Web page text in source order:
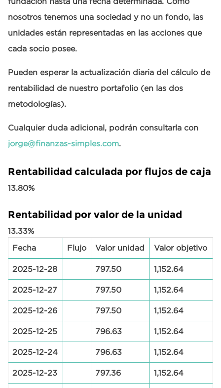
nosotros tenemos una sociedad y no un fondo, las
unidades están representadas en las acciones que
cada socio posee.
Pueden esperar la actualización diaria del cálculo de
rentabilidad de nuestro portafolio (en las dos
metodologías).
Cualquier duda adicional, podrán consultarla con
jorge@finanzas-simples.com.
Rentabilidad calculada por flujos de caja
13.80%
Rentabilidad por valor de la unidad
13.33%
Fecha
Flujo Valor unidad Valor objetivo
2025-12-28 797.50 1,152.64
2025-12-27 797.50 1,152.64
2025-12-26 797.50 1,152.64
2025-12-25 796.63 1,152.64
2025-12-24 796.63 1,152.64
2025-12-23 797.36 1,152.64